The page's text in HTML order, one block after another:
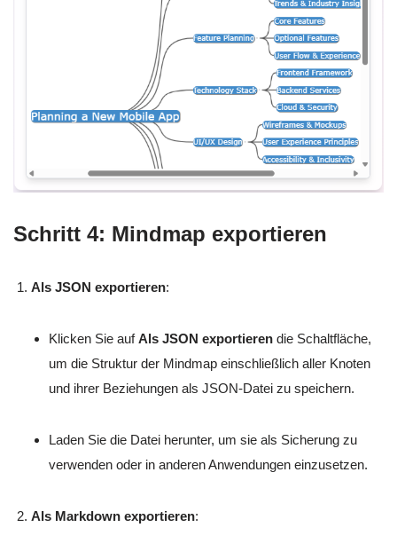
Schritt 4: Mindmap exportieren
Als JSON exportieren:
Klicken Sie aufAls JSON exportieren die Schaltfläche,
um die Struktur der Mindmap einschließlich aller Knoten
und ihrer Beziehungen als JSON-Datei zu speichern.
Laden Sie die Datei herunter, um sie als Sicherung zu
verwenden oder in anderen Anwendungen einzusetzen.
Als Markdown exportieren: